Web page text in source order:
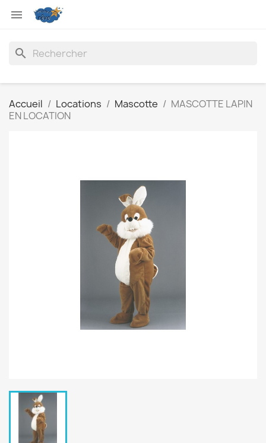

search
Accueil Locations Mascotte
MASCOTTE LAPIN
EN LOCATION